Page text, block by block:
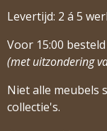
Levertijd: 2 á 5
Voor 15:00
(met uitzondering
Niet alle meubels
collectie's.